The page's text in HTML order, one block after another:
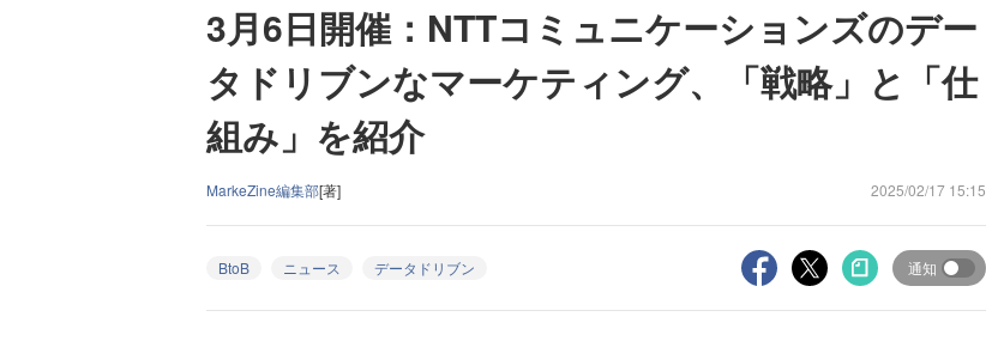
3月6日開催：NTTコミュニケーションズのデー
タドリブンなマーケティング、「戦略」と「仕
組み」を紹介
MarkeZine編集部[著] 2025/02/17 15:15
BtoB ニュース データドリブン 通知